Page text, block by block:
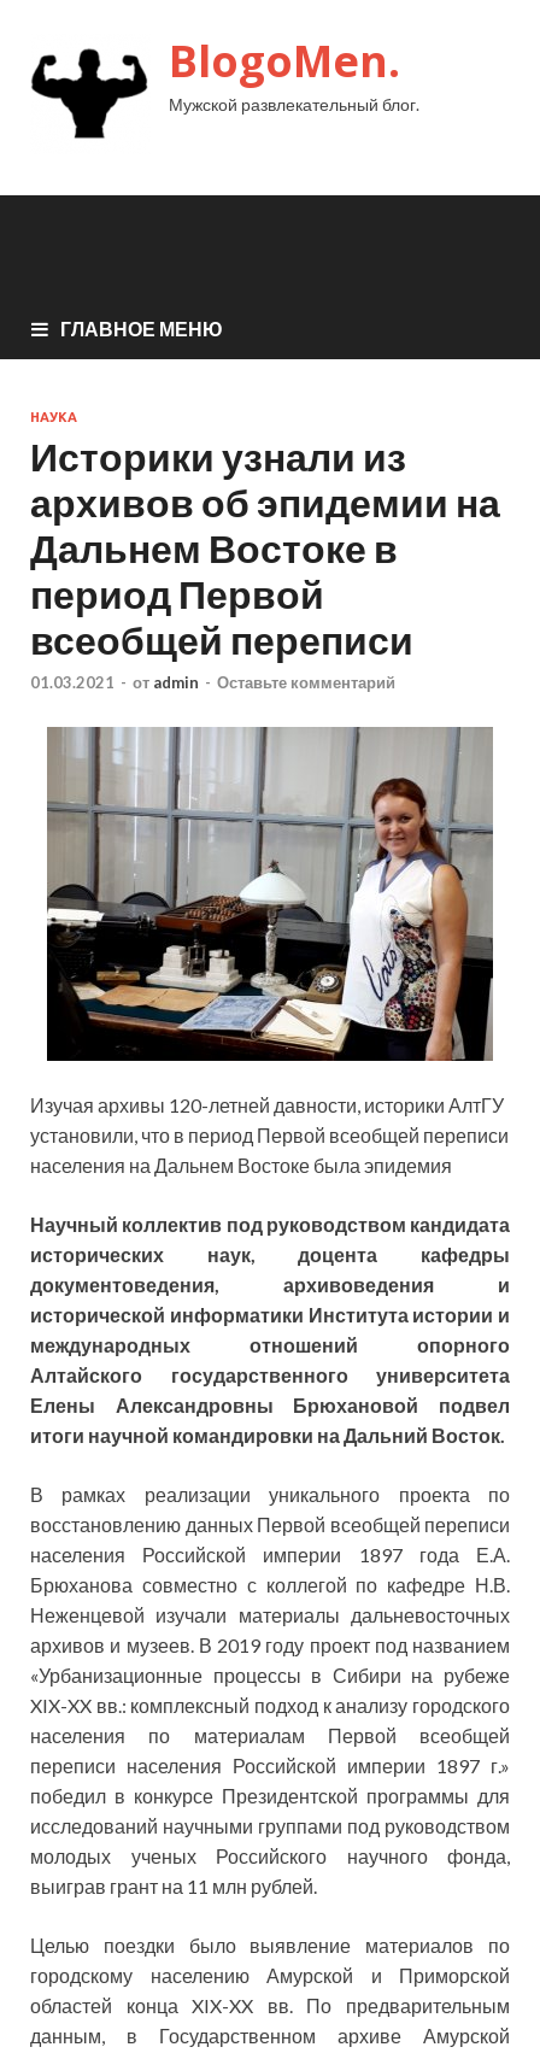
BlogoMen.
Мужской развлекательный блог.
ГЛАВНОЕ МЕНЮ
НАУКА
Историки узнали из
архивов об эпидемии на
Дальнем Востоке в
период Первой
всеобщей переписи
01.03.2021 - от admin - Оставьте комментарий
Изучая архивы 120-летней давности, историки АлтГУ
установили, что в период Первой всеобщей переписи
населения на Дальнем Востоке была эпидемия
Научный коллектив под руководством кандидата
исторических наук, доцента кафедры
документоведения, архивоведения и
исторической информатики Института истории и
международных отношений опорного
Алтайского государственного университета
Елены Александровны Брюхановой подвел
итоги научной командировки на Дальний Восток.
В рамках реализации уникального проекта по
восстановлению данных Первой всеобщей переписи
населения Российской империи 1897 года Е.А.
Брюханова совместно с коллегой по кафедре Н.В.
Неженцевой изучали материалы дальневосточных
архивов и музеев. В 2019 году проект под названием
«Урбанизационные процессы в Сибири на рубеже
XIX-XX вв.: комплексный подход к анализу городского
населения по материалам Первой всеобщей
переписи населения Российской империи 1897 г.»
победил в конкурсе Президентской программы для
исследований научными группами под руководством
молодых ученых Российского научного фонда,
выиграв грант на 11 млн рублей.
Целью поездки было выявление материалов по
городскому населению Амурской и Приморской
областей конца XIX-XX вв. По предварительным
данным, в Государственном архиве Амурской